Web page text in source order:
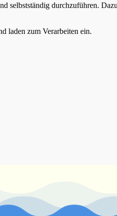
selbstständig durchzuführen.
laden zum Verarbeiten ein.